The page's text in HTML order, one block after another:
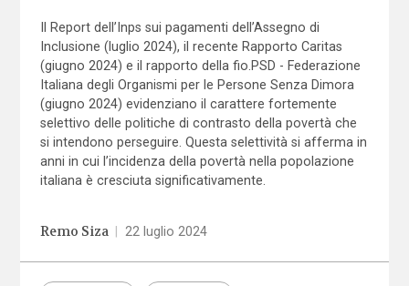
Il Report dell’Inps sui pagamenti dell’Assegno di
Inclusione (luglio 2024), il recente Rapporto Caritas
(giugno 2024) e il rapporto della fio.PSD - Federazione
Italiana degli Organismi per le Persone Senza Dimora
(giugno 2024) evidenziano il carattere fortemente
selettivo delle politiche di contrasto della povertà che
si intendono perseguire. Questa selettività si afferma in
anni in cui l’incidenza della povertà nella popolazione
italiana è cresciuta significativamente.
Remo Siza 22 luglio 2024